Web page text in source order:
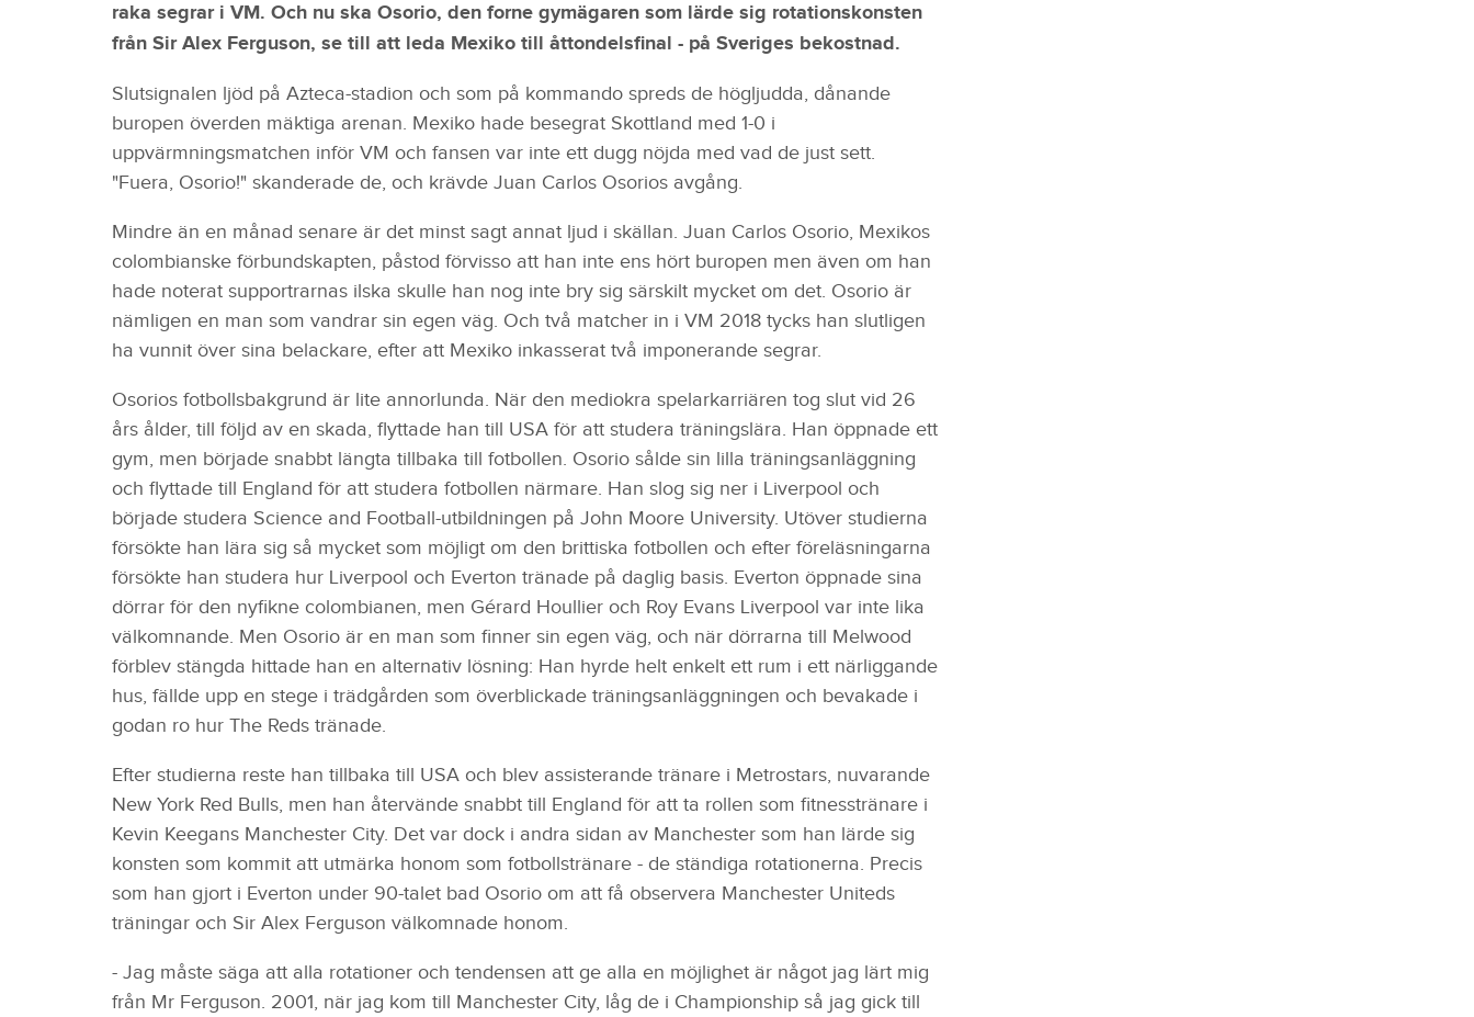
raka segrar i VM. Och nu ska Osorio, den forne gymägaren som lärde sig rotationskonsten
från Sir Alex Ferguson, se till att leda Mexiko till åttondelsfinal - på Sveriges bekostnad.
Slutsignalen ljöd på Azteca-stadion och som på kommando spreds de högljudda, dånande
buropen överden mäktiga arenan. Mexiko hade besegrat Skottland med 1-0 i
uppvärmningsmatchen inför VM och fansen var inte ett dugg nöjda med vad de just sett.
"Fuera, Osorio!" skanderade de, och krävde Juan Carlos Osorios avgång.
Mindre än en månad senare är det minst sagt annat ljud i skällan. Juan Carlos Osorio, Mexikos
colombianske förbundskapten, påstod förvisso att han inte ens hört buropen men även om han
hade noterat supportrarnas ilska skulle han nog inte bry sig särskilt mycket om det. Osorio är
nämligen en man som vandrar sin egen väg. Och två matcher in i VM 2018 tycks han slutligen
ha vunnit över sina belackare, efter att Mexiko inkasserat två imponerande segrar.
Osorios fotbollsbakgrund är lite annorlunda. När den mediokra spelarkarriären tog slut vid 26
års ålder, till följd av en skada, flyttade han till USA för att studera träningslära. Han öppnade ett
gym, men började snabbt längta tillbaka till fotbollen. Osorio sålde sin lilla träningsanläggning
och flyttade till England för att studera fotbollen närmare. Han slog sig ner i Liverpool och
började studera Science and Football-utbildningen på John Moore University. Utöver studierna
försökte han lära sig så mycket som möjligt om den brittiska fotbollen och efter föreläsningarna
försökte han studera hur Liverpool och Everton tränade på daglig basis. Everton öppnade sina
dörrar för den nyfikne colombianen, men Gérard Houllier och Roy Evans Liverpool var inte lika
välkomnande. Men Osorio är en man som finner sin egen väg, och när dörrarna till Melwood
förblev stängda hittade han en alternativ lösning: Han hyrde helt enkelt ett rum i ett närliggande
hus, fällde upp en stege i trädgården som överblickade träningsanläggningen och bevakade i
godan ro hur The Reds tränade.
Efter studierna reste han tillbaka till USA och blev assisterande tränare i Metrostars, nuvarande
New York Red Bulls, men han återvände snabbt till England för att ta rollen som fitnesstränare i
Kevin Keegans Manchester City. Det var dock i andra sidan av Manchester som han lärde sig
konsten som kommit att utmärka honom som fotbollstränare - de ständiga rotationerna. Precis
som han gjort i Everton under 90-talet bad Osorio om att få observera Manchester Uniteds
träningar och Sir Alex Ferguson välkomnade honom.
- Jag måste säga att alla rotationer och tendensen att ge alla en möjlighet är något jag lärt mig
från Mr Ferguson. 2001, när jag kom till Manchester City, låg de i Championship så jag gick till